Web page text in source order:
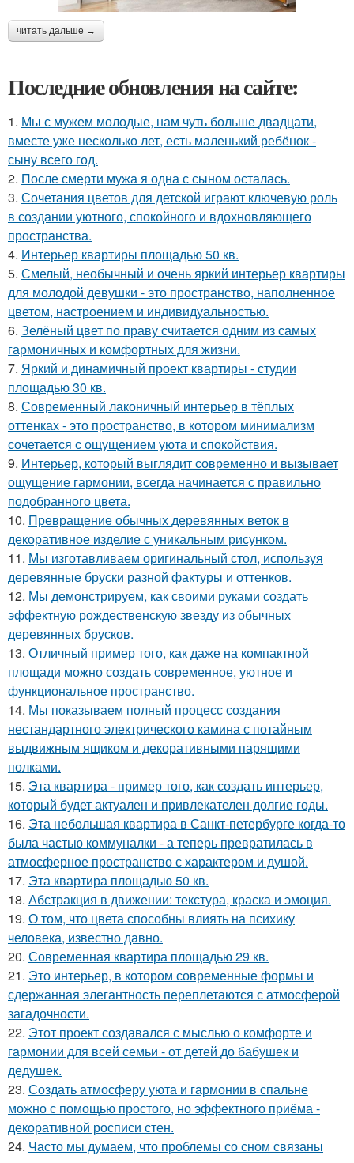
читать дальше →
Последние обновления на сайте:
1. Мы с мужем молодые, нам чуть больше двадцати,
вместе уже несколько лет, есть маленький ребёнок -
сыну всего год.
2. После смерти мужа я одна с сыном осталась.
3. Сочетания цветов для детской играют ключевую роль
в создании уютного, спокойного и вдохновляющего
пространства.
4. Интерьер квартиры площадью 50 кв.
5. Смелый, необычный и очень яркий интерьер квартиры
для молодой девушки - это пространство, наполненное
цветом, настроением и индивидуальностью.
6. Зелёный цвет по праву считается одним из самых
гармоничных и комфортных для жизни.
7. Яркий и динамичный проект квартиры - студии
площадью 30 кв.
8. Современный лаконичный интерьер в тёплых
оттенках - это пространство, в котором минимализм
сочетается с ощущением уюта и спокойствия.
9. Интерьер, который выглядит современно и вызывает
ощущение гармонии, всегда начинается с правильно
подобранного цвета.
10. Превращение обычных деревянных веток в
декоративное изделие с уникальным рисунком.
11. Мы изготавливаем оригинальный стол, используя
деревянные бруски разной фактуры и оттенков.
12. Мы демонстрируем, как своими руками создать
эффектную рождественскую звезду из обычных
деревянных брусков.
13. Отличный пример того, как даже на компактной
площади можно создать современное, уютное и
функциональное пространство.
14. Мы показываем полный процесс создания
нестандартного электрического камина с потайным
выдвижным ящиком и декоративными парящими
полками.
15. Эта квартира - пример того, как создать интерьер,
который будет актуален и привлекателен долгие годы.
16. Эта небольшая квартира в Санкт-петербурге когда-то
была частью коммуналки - а теперь превратилась в
атмосферное пространство с характером и душой.
17. Эта квартира площадью 50 кв.
18. Абстракция в движении: текстура, краска и эмоция.
19. О том, что цвета способны влиять на психику
человека, известно давно.
20. Современная квартира площадью 29 кв.
21. Это интерьер, в котором современные формы и
сдержанная элегантность переплетаются с атмосферой
загадочности.
22. Этот проект создавался с мыслью о комфорте и
гармонии для всей семьи - от детей до бабушек и
дедушек.
23. Создать атмосферу уюта и гармонии в спальне
можно с помощью простого, но эффектного приёма -
декоративной росписи стен.
24. Часто мы думаем, что проблемы со сном связаны